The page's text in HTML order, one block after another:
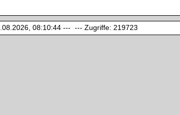
08:10:44 --- --- Zugriffe: 219723